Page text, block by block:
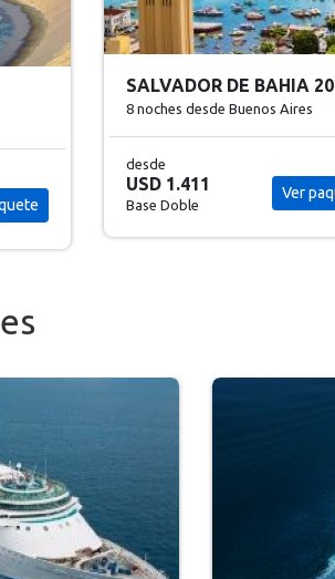
7 nochesdesde Buenos Aires
USD 1.601
Base Doble
Ver